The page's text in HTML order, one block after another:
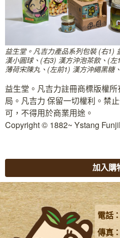
益生堂。凡吉力產品系列包裝 (右1)
漢小圓球、(右3) 漢方沖泡茶飲、(
薄荷宋陳丸、(左前1) 漢方沖繩黑糖
益生堂。凡吉力註冊商標版權
局。凡吉力 保留一切權利。禁
可，不得用於商業用途。
Copyright © 1882~ Ystang
加入購
電話
傳真